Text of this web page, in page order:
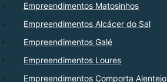
Empreendimentos Matosinhos
Empreendimentos Alcácer do Sal
Empreendimentos Galé
Empreendimentos Loures
Empreendimentos Comporta Alentejo